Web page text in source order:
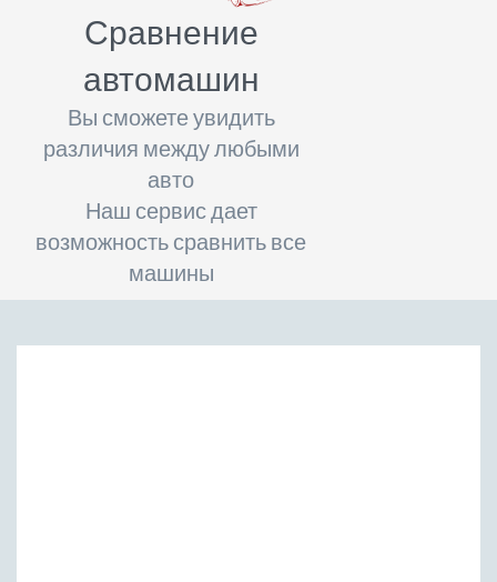
Сравнение
автомашин
Вы сможете увидить
различия между любыми
авто
Наш сервис дает
возможность сравнить все
машины